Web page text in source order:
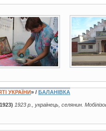
8 фото 6 фото
УКРАЇНИ» / БАЛАНІВКА
1923 р., українець, селянин.